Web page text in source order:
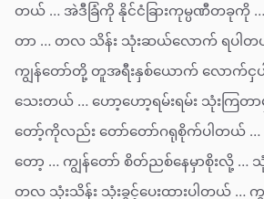
တယ် … အဲဒီခြံကို နိုင်ငံခြားကုမ္ပဏီတခုကို … ဒ
တာ … တလ သိန်း သုံးဆယ်လောက် ရပါ
ကျွန်တော်တို့ တူအရီးနှစ်ယောက် လောက်ငှ
သေးတယ် … ဟော့ဟော့ရမ်းရမ်း သုံးကြတ
တော့်ကိုလည်း တော်တော်ဂရုစိုက်ပါတယ် …
တော့ … ကျွန်တော် စိတ်ညစ်နေမှာစိုးလို့ …
တလ သုံးသိန်း သုံးခွင့်ပေးထားပါတယ် …